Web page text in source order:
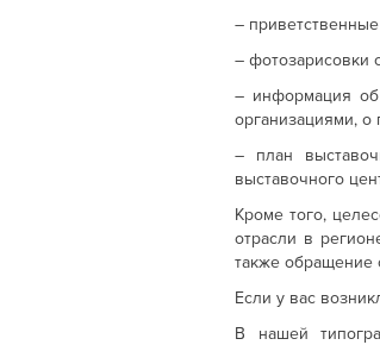
–
– фотозарисовки
– информация
организациями, о
– план
выставочного
Кроме того,
отрасли в
также обращение
Если у вас
В нашей